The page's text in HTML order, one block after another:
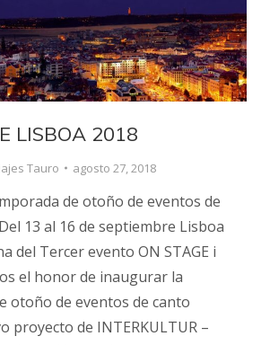
LISBOA 2018
Tauro agosto 27, 2018
de otoño de eventos de
13 al 16 de septiembre Lisboa
del Tercer evento ON STAGE i
el honor de inaugurar la
otoño de eventos de canto
proyecto de INTERKULTUR –